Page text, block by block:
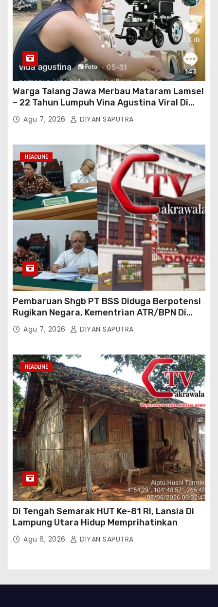
Warga Talang Jawa Merbau Mataram Lamsel
– 22 Tahun Lumpuh Vina Agustina Viral Di
Tiktok Inginkan Kursi Roda Listrik, Kepala
Perwakilan Provinsi Lampung Media
Bertindak
Agu 7, 2026 DIYAN SAPUTRA
HEADLINE
Pembaruan Shgb PT BSS Diduga Berpotensi
Rugikan Negara, Kementrian ATR/BPN Di
Gugat Di PTUN Jakarta
Agu 7, 2026 DIYAN SAPUTRA
HEADLINE
Di Tengah Semarak HUT Ke-81 RI, Lansia Di
Lampung Utara Hidup Memprihatinkan
Agu 6, 2026 DIYAN SAPUTRA